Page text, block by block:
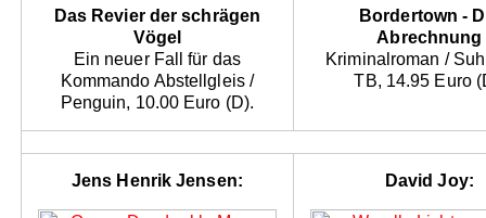
Das Revier der schrägen
Vögel
Ein neuer Fall für das
Kommando Abstellgleis /
Penguin, 10.00 Euro (D).
Bordertown -
Abrechnung
Kriminalroman /
TB, 14.95 Euro
Jens Henrik Jensen: David Joy: